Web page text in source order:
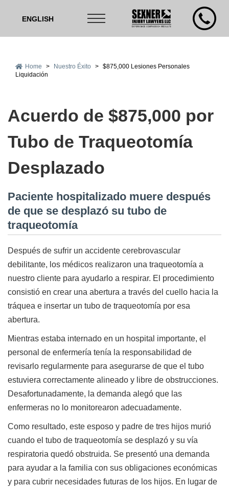
ENGLISH
Home > Nuestro Éxito > $875,000 Lesiones Personales
Liquidación
Acuerdo de $875,000 por
Tubo de Traqueotomía
Desplazado
Paciente hospitalizado muere después
de que se desplazó su tubo de
traqueotomía
Después de sufrir un accidente cerebrovascular
debilitante, los médicos realizaron una traqueotomía a
nuestro cliente para ayudarlo a respirar. El procedimiento
consistió en crear una abertura a través del cuello hacia la
tráquea e insertar un tubo de traqueotomía por esa
abertura.
Mientras estaba internado en un hospital importante, el
personal de enfermería tenía la responsabilidad de
revisarlo regularmente para asegurarse de que el tubo
estuviera correctamente alineado y libre de obstrucciones.
Desafortunadamente, la demanda alegó que las
enfermeras no lo monitorearon adecuadamente.
Como resultado, este esposo y padre de tres hijos murió
cuando el tubo de traqueotomía se desplazó y su vía
respiratoria quedó obstruida. Se presentó una demanda
para ayudar a la familia con sus obligaciones económicas
y para cubrir necesidades futuras de los hijos. En lugar de